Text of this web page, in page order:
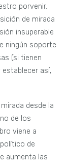
porvenir.
de mirada
insuperable
ningún soporte
(si tienen
establecer así,
desde la
de los
viene a
de
aumenta las